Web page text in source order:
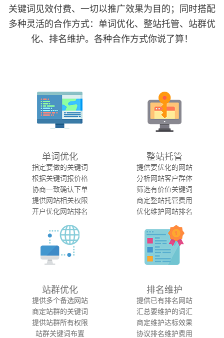
关键词见效付费、一切以推广效果为目的；同时搭配
多种灵活的合作方式：单词优化、整站托管、站群优
化、排名维护。各种合作方式你说了算！
单词优化
指定要做的关键词
根据关键词报价格
协商一致确认下单
提供网站相关权限
开户优化网站排名
整站托管
提供要优化的网站
分析网站客户群体
筛选有价值关键词
商定整站托管费用
优化维护网站排名
站群优化
提供多个备选网站
商定站群的关键词
提供站群所有权限
站群关键词布置
排名维护
提供已有排名网站
汇总要维护的词汇
商定维护达标效果
协议排名维护费用